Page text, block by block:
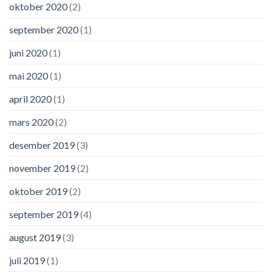
oktober 2020(2)
september 2020(1)
juni 2020(1)
mai 2020(1)
april 2020(1)
mars 2020(2)
desember 2019(3)
november 2019(2)
oktober 2019(2)
september 2019(4)
august 2019(3)
juli 2019(1)